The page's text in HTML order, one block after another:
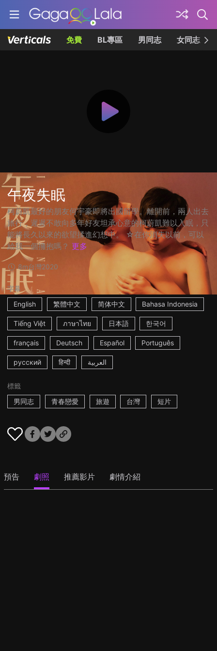
免費 BL專區 男同志 女同志
午夜失眠
柯蔚凱最好的朋友何宇豪即將出國留學。離開前，兩人出去
旅行，遲遲不敢向多年好友坦承心意的柯蔚凱難以入眠，只
能將長久以來的欲望揉進幻想中。 ☆在你消失以前，可以
給我一個擁抱嗎？ 更多
8m台灣2020
字幕
English
繁體中文 简体中文 Bahasa Indonesia
Tiếng Việt ภาษาไทย 日本語 한국어
français Deutsch Español Português
русский हिन्दी العربية
標籤
男同志
青春戀愛 旅遊 台灣 短片
預告 劇照 推薦影片 劇情介紹